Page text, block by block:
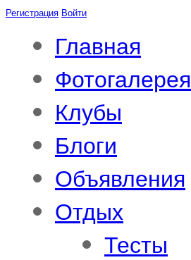
Регистрация Войти
Главная
Фотогалерея
Клубы
Блоги
Объявления
Отдых
Тесты